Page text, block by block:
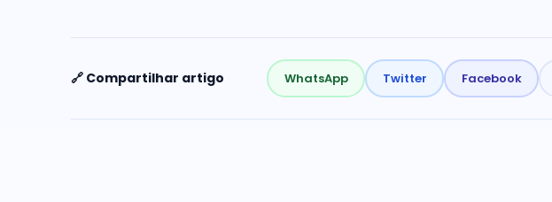
🔗 Compartilhar artigo WhatsApp Twitter Facebook